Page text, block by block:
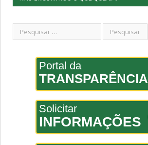
Portal da
TRANSPARÊNCIA
Solicitar
INFORMAÇÕES